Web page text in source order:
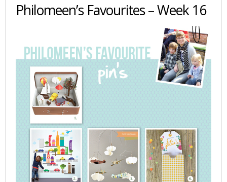
Philomeen’s Favourites – Week 16